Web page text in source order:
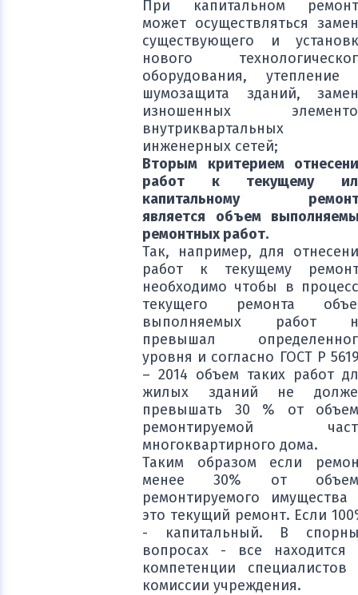
При капитальном
может осуществляться
существующего и
нового
оборудования, утепление
шумозащита зданий,
изношенных
внутриквартальных
инженерных сетей;
Вторым критерием
работ к текущему
капитальному
является объем
ремонтных работ.
Так, например, для
работ к текущему
необходимо чтобы в
текущего ремонта
выполняемых работ
превышал
уровня и согласно ГОСТ Р
– 2014 объем таких работ
жилых зданий не
превышать 30 % от
ремонтируемой
многоквартирного дома.
Таким образом если
менее 30% от
ремонтируемого имущества
это текущий ремонт. Если
- капитальный. В
вопросах - все находится
компетенции специалистов
комиссии учреждения.